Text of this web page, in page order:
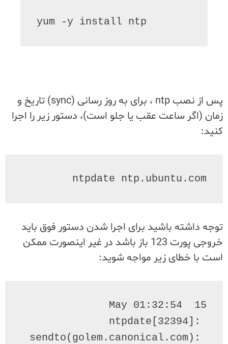
yum -y install ntp
پس از نصب ntp ، برای به روز رسانی (sync) تاریخ و
زمان (اگر ساعت عقب یا جلو است)، دستور زیر را اجرا
کنید:
ntpdate ntp.ubuntu.com
توجه داشته باشید برای اجرا شدن دستور فوق باید
خروجی پورت 123 باز باشد در غیر اینصورت ممکن
است با خطای زیر مواجه شوید:
15 May 01:32:54
ntpdate[32394]:
sendto(golem.canonical.com):